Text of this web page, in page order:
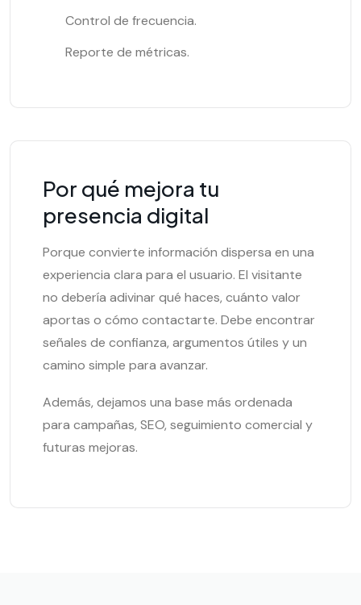
Control de frecuencia.
Reporte de métricas.
Por qué mejora tu
presencia digital
Porque convierte información dispersa en una
experiencia clara para el usuario. El visitante
no debería adivinar qué haces, cuánto valor
aportas o cómo contactarte. Debe encontrar
señales de confianza, argumentos útiles y un
camino simple para avanzar.
Además, dejamos una base más ordenada
para campañas, SEO, seguimiento comercial y
futuras mejoras.